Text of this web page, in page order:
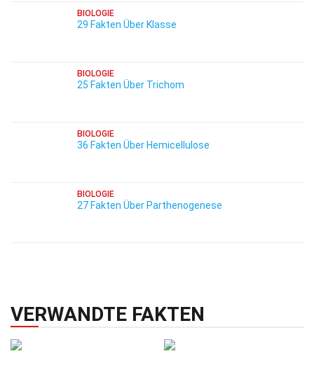
BIOLOGIE
29 Fakten Über Klasse
BIOLOGIE
25 Fakten Über Trichom
BIOLOGIE
36 Fakten Über Hemicellulose
BIOLOGIE
27 Fakten Über Parthenogenese
VERWANDTE FAKTEN